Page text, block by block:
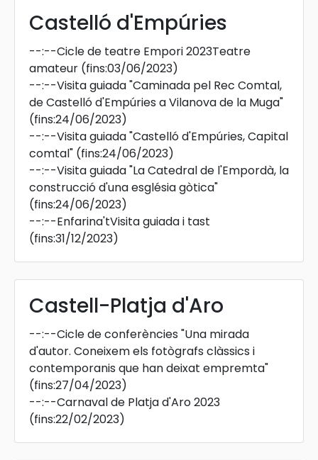
Castelló d'Empúries
--:--Cicle de teatre Empori 2023Teatre
amateur (fins:03/06/2023)
--:--Visita guiada "Caminada pel Rec Comtal,
de Castelló d'Empúries a Vilanova de la Muga"
(fins:24/06/2023)
--:--Visita guiada "Castelló d'Empúries, Capital
comtal" (fins:24/06/2023)
--:--Visita guiada "La Catedral de l'Empordà, la
construcció d'una església gòtica"
(fins:24/06/2023)
--:--Enfarina'tVisita guiada i tast
(fins:31/12/2023)
Castell-Platja d'Aro
--:--Cicle de conferències "Una mirada
d'autor. Coneixem els fotògrafs clàssics i
contemporanis que han deixat empremta"
(fins:27/04/2023)
--:--Carnaval de Platja d'Aro 2023
(fins:22/02/2023)